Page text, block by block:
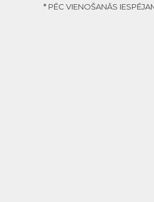
* PĒC VIENOŠANĀS